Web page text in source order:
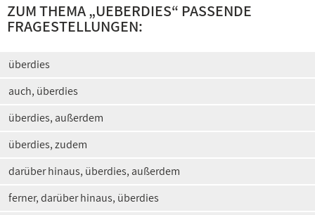
ZUM THEMA „UEBERDIES“ PASSENDE
FRAGESTELLUNGEN:
überdies
auch, überdies
überdies, außerdem
überdies, zudem
darüber hinaus, überdies, außerdem
ferner, darüber hinaus, überdies